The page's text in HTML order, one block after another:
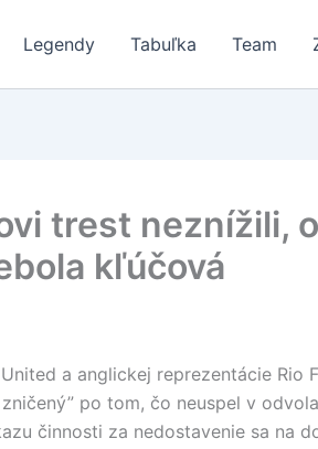
Legendy Tabuľka Team
trest neznížili,
kľúčová
a anglickej reprezentácie Rio
po tom, čo neuspel v
činnosti za nedostavenie sa na